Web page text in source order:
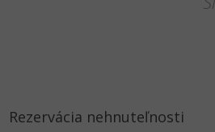
Rezervácia nehnuteľnosti